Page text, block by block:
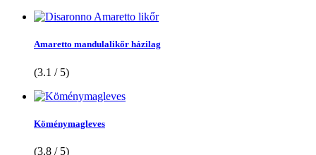
Amaretto mandulalikőr házilag
(3.1 / 5)
Köménymagleves
(3.8 / 5)